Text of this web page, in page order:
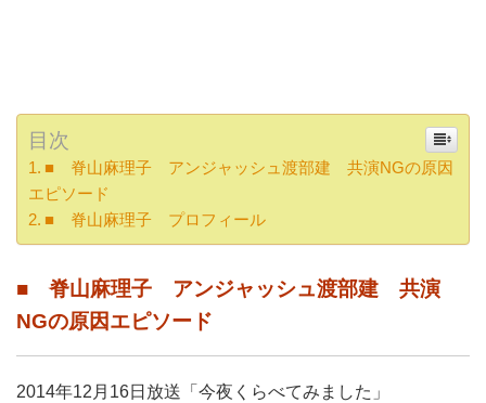
目次
■ 脊山麻理子 アンジャッシュ渡部建 共演NGの原因
エピソード
■ 脊山麻理子 プロフィール
■ 脊山麻理子 アンジャッシュ渡部建 共演
NGの原因エピソード
2014年12月16日放送「今夜くらべてみました」